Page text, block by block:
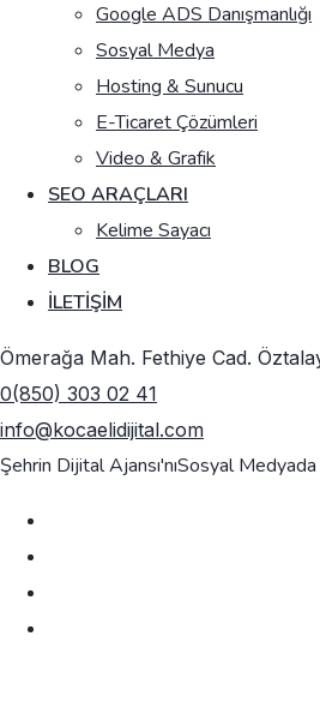
Google ADS Danışmanlığı
Sosyal Medya
Hosting & Sunucu
E-Ticaret Çözümleri
Video & Grafik
SEO ARAÇLARI
Kelime Sayacı
BLOG
İLETIŞIM
Ömerağa Mah. Fethiye Cad.
0(850) 303 02 41
info@kocaelidijital.com
Şehrin Dijital Ajansı'nıSosyal